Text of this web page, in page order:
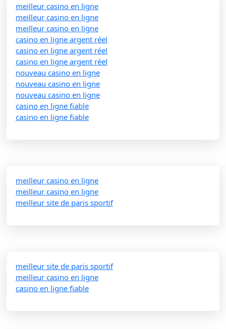
meilleur casino en ligne
meilleur casino en ligne
meilleur casino en ligne
casino en ligne argent réel
casino en ligne argent réel
casino en ligne argent réel
nouveau casino en ligne
nouveau casino en ligne
nouveau casino en ligne
casino en ligne fiable
casino en ligne fiable
meilleur casino en ligne
meilleur casino en ligne
meilleur site de paris sportif
meilleur site de paris sportif
meilleur casino en ligne
casino en ligne fiable